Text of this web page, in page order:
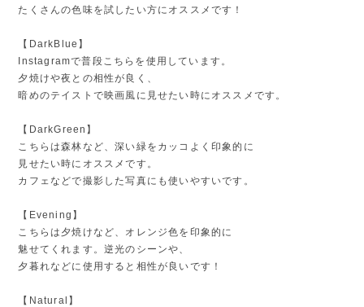
たくさんの色味を試したい方にオススメです！
【DarkBlue】
Instagramで普段こちらを使用しています。
夕焼けや夜との相性が良く、
暗めのテイストで映画風に見せたい時にオススメです。
【DarkGreen】
こちらは森林など、深い緑をカッコよく印象的に
見せたい時にオススメです。
カフェなどで撮影した写真にも使いやすいです。
【Evening】
こちらは夕焼けなど、オレンジ色を印象的に
魅せてくれます。逆光のシーンや、
夕暮れなどに使用すると相性が良いです！
【Natural】